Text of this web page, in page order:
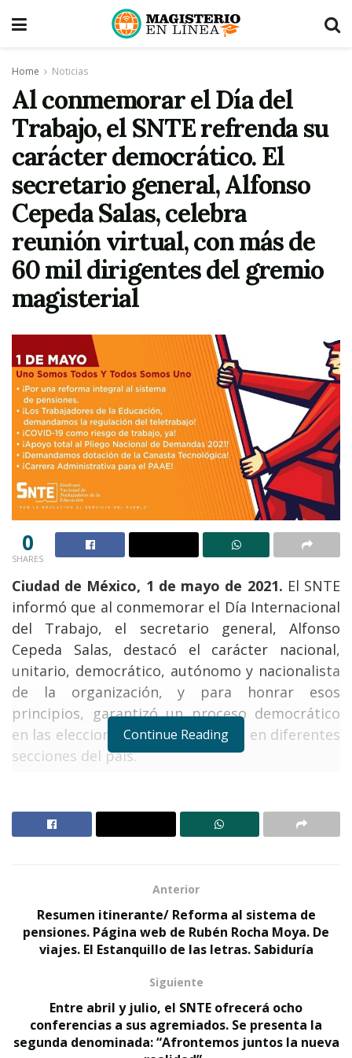
Home Noticias
Al conmemorar el Día del
Trabajo, el SNTE refrenda su
carácter democrático. El
secretario general, Alfonso
Cepeda Salas, celebra
reunión virtual, con más de
60 mil dirigentes del gremio
magisterial
0
SHARES
Ciudad de México, 1 de mayo de 2021. El SNTE
informó que al conmemorar el Día Internacional
del Trabajo, el secretario general, Alfonso
Cepeda Salas, destacó el carácter nacional,
unitario, democrático, autónomo y nacionalista
de la organización, y para honrar esos
principios, garantizó un proceso democrático
en las elecciones que se realizarán en diferentes
secciones del país.
conocer que en una reunión virtual, con más de
60 mil integrantes, el líder del Sindicato
expresó que, “convencidos de las virtudes de la
directivas seccionales se respetará plenamente
la libertad y voluntad de las y los agremiados en
procesos legales, libres, equitativos y
transparentes, que desterrarán para siempre la
simulación y el dedazo”.
Continue Reading
Anterior
Resumen itinerante/ Reforma al sistema de
pensiones. Página web de Rubén Rocha Moya. De
viajes. El Estanquillo de las letras. Sabiduría
Siguiente
Entre abril y julio, el SNTE ofrecerá ocho
conferencias a sus agremiados. Se presenta la
segunda denominada: “Afrontemos juntos la nueva